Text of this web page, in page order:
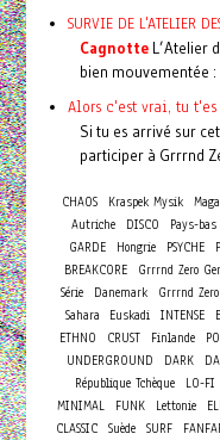
SURVIE DE L'ATELIER
CagnotteL’Atelier
bien mouvementée :
Alors c'est vrai, tu
Si tu es arrivé sur
participer à Grrrnd
CHAOS Kraspek Mysik
Autriche
DISCO Pays-bas
GARDE
Hongrie PSYCHE
BREAKCORE
Grrrnd Zero
Série
Danemark Grrrnd Zero
Sahara
Euskadi INTENSE
ETHNO
CRUST Finlande
UNDERGROUND
DARK
République Tchèque
LO-FI
MINIMAL
FUNK Lettonie
CLASSIC Suède SURF